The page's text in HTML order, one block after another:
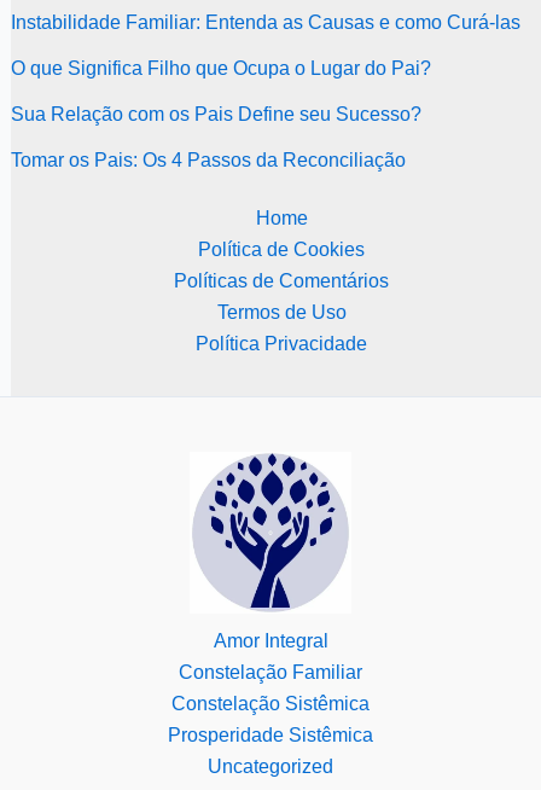
Instabilidade Familiar: Entenda as Causas e como Curá-las
O que Significa Filho que Ocupa o Lugar do Pai?
Sua Relação com os Pais Define seu Sucesso?
Tomar os Pais: Os 4 Passos da Reconciliação
Home
Política de Cookies
Políticas de Comentários
Termos de Uso
Política Privacidade
Amor Integral
Constelação Familiar
Constelação Sistêmica
Prosperidade Sistêmica
Uncategorized